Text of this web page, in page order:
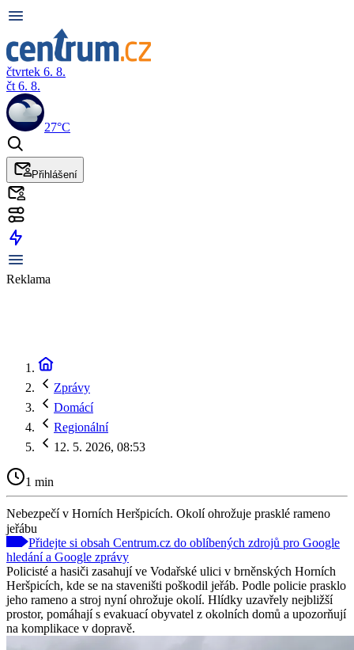
čtvrtek 6. 8.
čt 6. 8.
27°C
Přihlášení
Reklama
Zprávy
Domácí
Regionální
12. 5. 2026, 08:53
1 min
Nebezpečí v Horních Heršpicích. Okolí ohrožuje prasklé rameno
jeřábu
Přidejte si obsah Centrum.cz do oblíbených zdrojů pro Google
hledání a Google zprávy
Policisté a hasiči zasahují ve Vodařské ulici v brněnských Horních
Heršpicích, kde se na staveništi poškodil jeřáb. Podle policie prasklo
jeho rameno a stroj nyní ohrožuje okolí. Hlídky uzavřely nejbližší
prostor, pomáhají s evakuací obyvatel z okolních domů a upozorňují
na komplikace v dopravě.